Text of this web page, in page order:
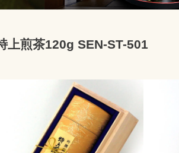
上煎茶120g SEN-ST-501